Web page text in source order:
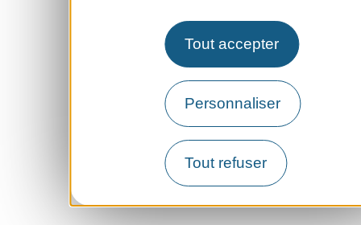
Tout accepter
Personnaliser
Tout refuser